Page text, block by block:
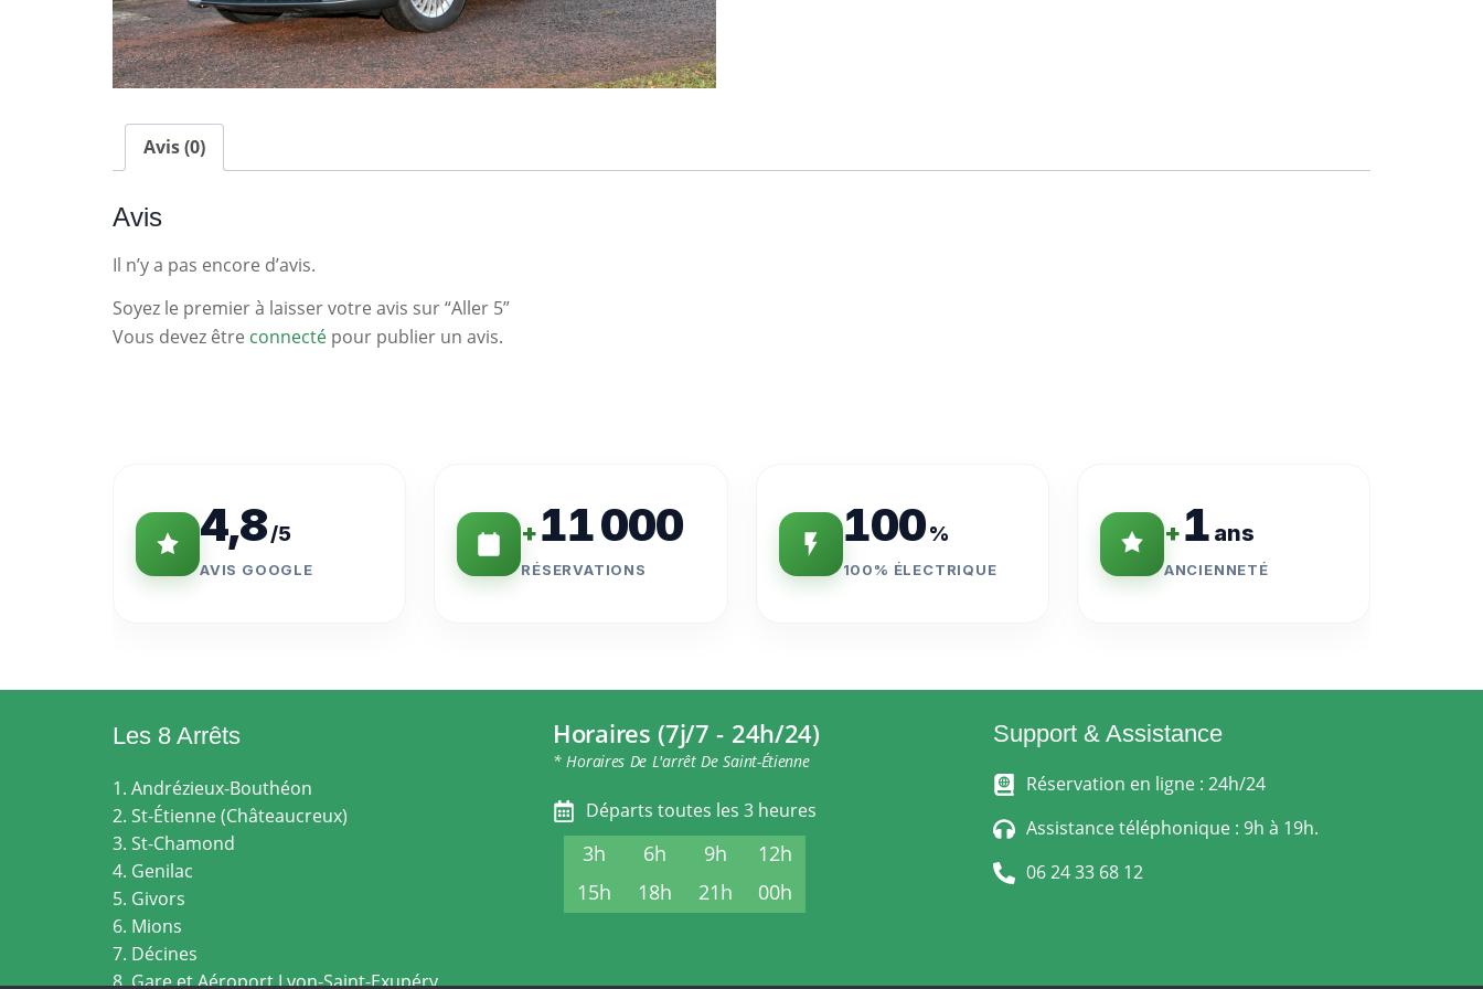
Avis (0)
Avis
Il n’y a pas encore d’avis.
Soyez le premier à laisser votre avis sur “Aller 5”
Vous devez être connecté pour publier un avis.
4,8/5
AVIS GOOGLE
+11 000
RÉSERVATIONS
100 %
100% ÉLECTRIQUE
+1 ans
ANCIENNETÉ
Les 8 Arrêts
1. Andrézieux-Bouthéon
2. St-Étienne (Châteaucreux)
3. St-Chamond
4. Genilac
5. Givors
6. Mions
7. Décines
8. Gare et Aéroport Lyon-Saint-Exupéry
Horaires (7j/7 - 24h/24)
* Horaires De L'arrêt De Saint-Étienne
Départs toutes les 3 heures
3h 6h 9h
12h
15h
18h 21h 00h
Support & Assistance
Réservation en ligne : 24h/24
Assistance téléphonique : 9h à 19h.
06 24 33 68 12